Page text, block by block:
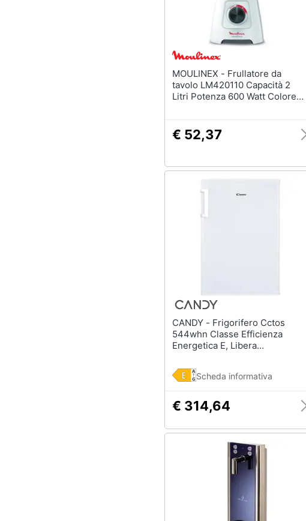
MOULINEX - Frullatore da
tavolo LM420110 Capacità 2
Litri Potenza 600 Watt Colore
€ 52,37
CANDY - Frigorifero Cctos
544whn Classe Efficienza
Energetica E, Libera
Monovano, Altezza 85 Cm,
Capacità Netta Frigorifero 95 L,
Scheda informativa
€ 314,64